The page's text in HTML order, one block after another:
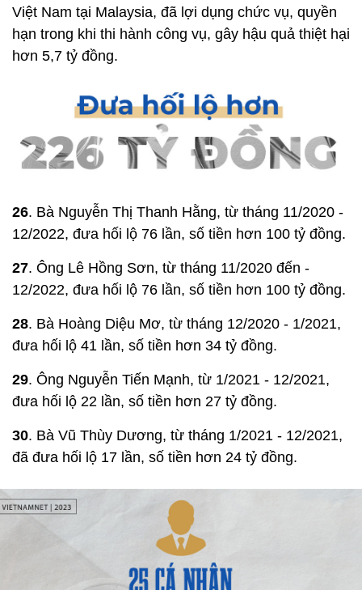
Việt Nam tại Malaysia, đã lợi dụng chức vụ, quyền
hạn trong khi thi hành công vụ, gây hậu quả thiệt hại
hơn 5,7 tỷ đồng.
26. Bà Nguyễn Thị Thanh Hằng, từ tháng 11/2020 -
12/2022, đưa hối lộ 76 lần, số tiền hơn 100 tỷ đồng.
27. Ông Lê Hồng Sơn, từ tháng 11/2020 đến -
12/2022, đưa hối lộ 76 lần, số tiền hơn 100 tỷ đồng.
28. Bà Hoàng Diệu Mơ, từ tháng 12/2020 - 1/2021,
đưa hối lộ 41 lần, số tiền hơn 34 tỷ đồng.
29. Ông Nguyễn Tiến Mạnh, từ 1/2021 - 12/2021,
đưa hối lộ 22 lần, số tiền hơn 27 tỷ đồng.
30. Bà Vũ Thùy Dương, từ tháng 1/2021 - 12/2021,
đã đưa hối lộ 17 lần, số tiền hơn 24 tỷ đồng.